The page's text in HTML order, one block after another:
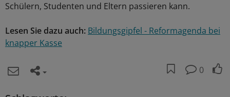
Schülern, Studenten und Eltern passieren kann.
Lesen Sie dazu auch: Bildungsgipfel - Reformagenda bei
knapper Kasse
0